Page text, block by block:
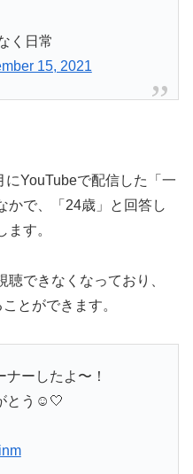
く日常
15, 2021
YouTubeで配信した「一
で、「24歳」と回答し
す。
できなくなっており、
とができます。
ーしたよ〜！
とう☺️🤍